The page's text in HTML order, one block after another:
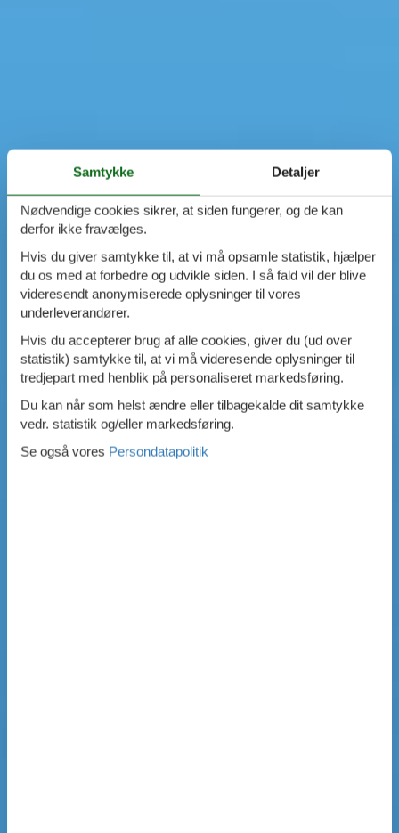
Samtykke Detaljer
Nødvendige cookies sikrer, at siden fungerer, og de kan
derfor ikke fravælges.
Hvis du giver samtykke til, at vi må opsamle statistik, hjælper
du os med at forbedre og udvikle siden. I så fald vil der blive
videresendt anonymiserede oplysninger til vores
underleverandører.
Hvis du accepterer brug af alle cookies, giver du (ud over
statistik) samtykke til, at vi må videresende oplysninger til
tredjepart med henblik på personaliseret markedsføring.
Du kan når som helst ændre eller tilbagekalde dit samtykke
vedr. statistik og/eller markedsføring.
Se også vores Persondatapolitik